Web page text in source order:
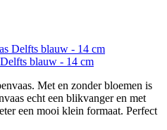
blauw - 14 cm
Met en zonder bloemen is
echt een blikvanger en met
een mooi klein formaat. Perfect